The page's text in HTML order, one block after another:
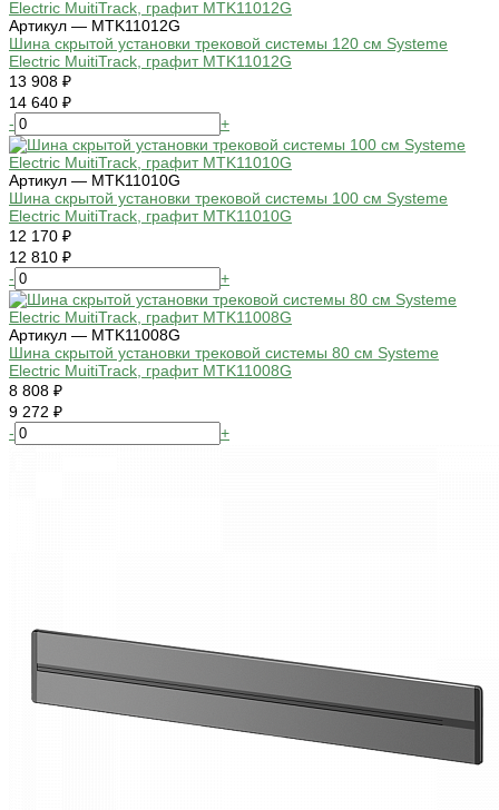
Артикул — MTK11012G
Шина скрытой установки трековой системы 120 см Systeme
Electric MuitiTrack, графит MTK11012G
13 908 ₽
14 640 ₽
-
+
Артикул — MTK11010G
Шина скрытой установки трековой системы 100 см Systeme
Electric MuitiTrack, графит MTK11010G
12 170 ₽
12 810 ₽
-
+
Артикул — MTK11008G
Шина скрытой установки трековой системы 80 см Systeme
Electric MuitiTrack, графит MTK11008G
8 808 ₽
9 272 ₽
-
+